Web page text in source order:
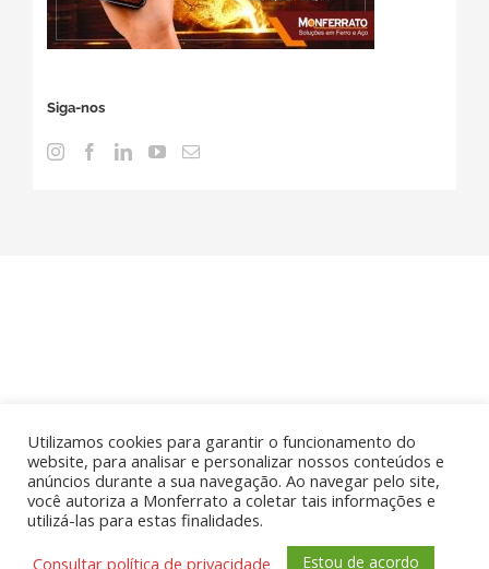
Siga-nos
© Copyright2026 | Monferrato, todos os direitos
reservados | Associado aABIMAQ|Política de Privacidade |Por
2xDesign
YouTube
Utilizamos cookies para garantir o funcionamento do
website, para analisar e personalizar nossos conteúdos e
anúncios durante a sua navegação. Ao navegar pelo site,
você autoriza a Monferrato a coletar tais informações e
utilizá-las para estas finalidades.
Consultar política de privacidade
Estou de acordo